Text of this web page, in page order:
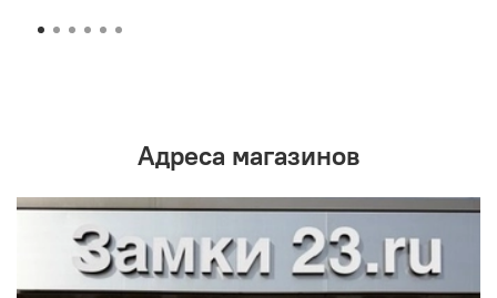
Адреса магазинов